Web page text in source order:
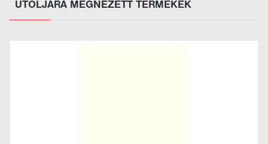
UTOLJÁRA MEGNÉZETT TERMÉKEK